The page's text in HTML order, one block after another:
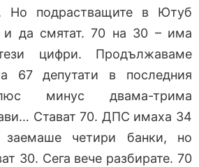
Но подрастващите в Ютуб
и да смятат. 70 на 30 – има
цифри. Продължаваме
67 депутати в последния
минус двама-трима
Стават 70. ДПС имаха 34
заемаше четири банки, но
30. Сега вече разбирате. 70